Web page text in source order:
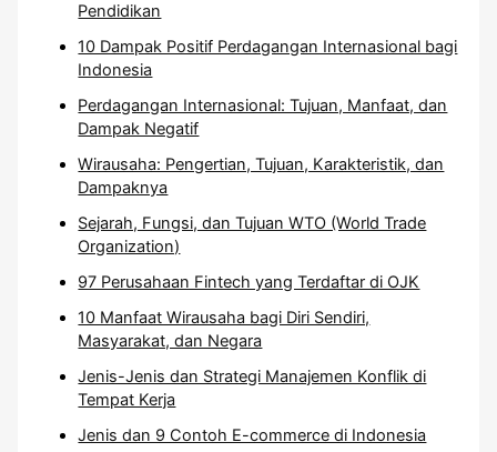
Pendidikan
10 Dampak Positif Perdagangan Internasional bagi
Indonesia
Perdagangan Internasional: Tujuan, Manfaat, dan
Dampak Negatif
Wirausaha: Pengertian, Tujuan, Karakteristik, dan
Dampaknya
Sejarah, Fungsi, dan Tujuan WTO (World Trade
Organization)
97 Perusahaan Fintech yang Terdaftar di OJK
10 Manfaat Wirausaha bagi Diri Sendiri,
Masyarakat, dan Negara
Jenis-Jenis dan Strategi Manajemen Konflik di
Tempat Kerja
Jenis dan 9 Contoh E-commerce di Indonesia